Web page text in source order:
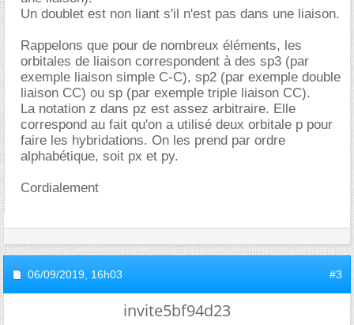
Un doublet est non liant s'il n'est pas dans une liaison.
Rappelons que pour de nombreux éléments, les
orbitales de liaison correspondent à des sp3 (par
exemple liaison simple C-C), sp2 (par exemple double
liaison CC) ou sp (par exemple triple liaison CC).
La notation z dans pz est assez arbitraire. Elle
correspond au fait qu'on a utilisé deux orbitale p pour
faire les hybridations. On les prend par ordre
alphabétique, soit px et py.
Cordialement
06/09/2019, 16h03 #3
invite5bf94d23